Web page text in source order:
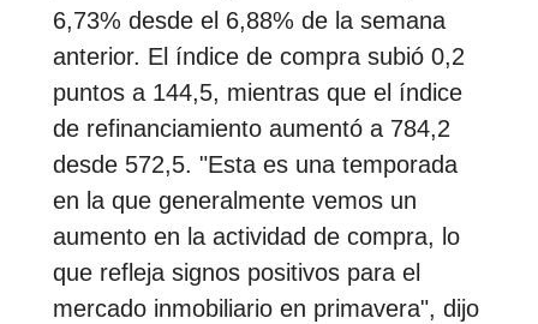
6,73% desde el 6,88% de la semana
anterior. El índice de compra subió 0,2
puntos a 144,5, mientras que el índice
de refinanciamiento aumentó a 784,2
desde 572,5. "Esta es una temporada
en la que generalmente vemos un
aumento en la actividad de compra, lo
que refleja signos positivos para el
mercado inmobiliario en primavera", dijo